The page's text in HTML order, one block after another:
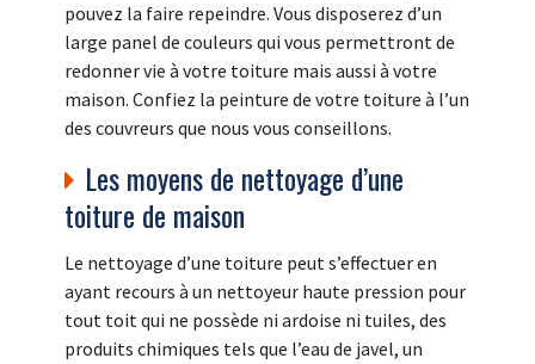
pouvez la faire repeindre. Vous disposerez d’un
large panel de couleurs qui vous permettront de
redonner vie à votre toiture mais aussi à votre
maison. Confiez la peinture de votre toiture à l’un
des couvreurs que nous vous conseillons.
Les moyens de nettoyage d’une
toiture de maison
Le nettoyage d’une toiture peut s’effectuer en
ayant recours à un nettoyeur haute pression pour
tout toit qui ne possède ni ardoise ni tuiles, des
produits chimiques tels que l’eau de javel, un